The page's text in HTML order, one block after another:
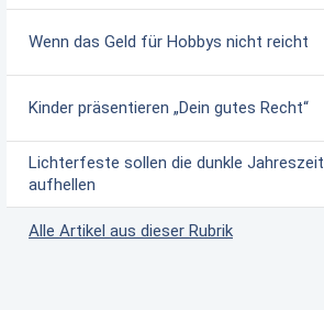
Wenn das Geld für Hobbys nicht reicht
Kinder präsentieren „Dein gutes Recht“
Lichterfeste sollen die dunkle Jahreszeit
aufhellen
Alle Artikel aus dieser Rubrik